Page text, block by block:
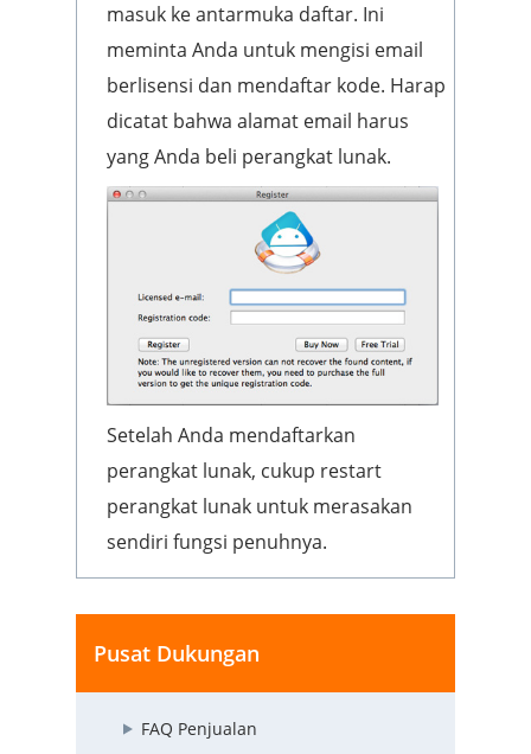
masuk ke antarmuka daftar. Ini
meminta Anda untuk mengisi email
berlisensi dan mendaftar kode. Harap
dicatat bahwa alamat email harus
yang Anda beli perangkat lunak.
Setelah Anda mendaftarkan
perangkat lunak, cukup restart
perangkat lunak untuk merasakan
sendiri fungsi penuhnya.
Pusat Dukungan
FAQ Penjualan